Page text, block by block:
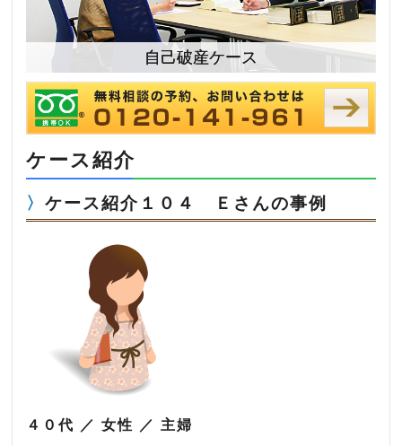
自己破産ケース
ケース紹介
ケース紹介１０４ Ｅさんの事例
４０代 ／ 女性 ／ 主婦